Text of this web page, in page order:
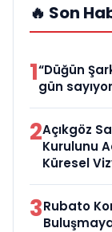
🔥 Son
1“Düğün
gün sayıyor
2Açıkgöz
Kurulunu
Küresel
3Rubato